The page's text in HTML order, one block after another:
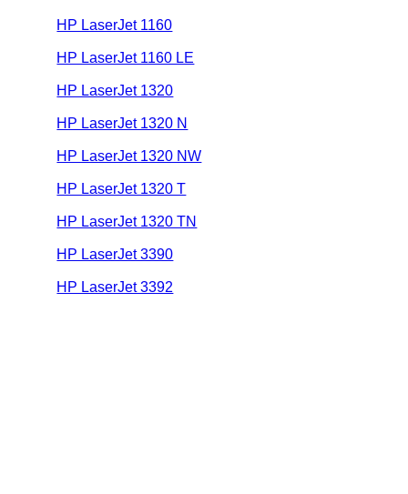
HP LaserJet 1160
HP LaserJet 1160 LE
HP LaserJet 1320
HP LaserJet 1320 N
HP LaserJet 1320 NW
HP LaserJet 1320 T
HP LaserJet 1320 TN
HP LaserJet 3390
HP LaserJet 3392